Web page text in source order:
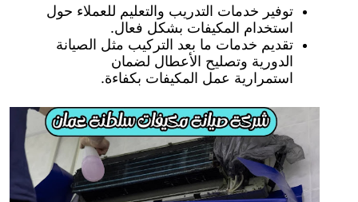
توفير خدمات التدريب والتعليم للعملاء حول
استخدام المكيفات بشكل فعال.
تقديم خدمات ما بعد التركيب مثل الصيانة
الدورية وتصليح الأعطال لضمان
استمرارية عمل المكيفات بكفاءة.